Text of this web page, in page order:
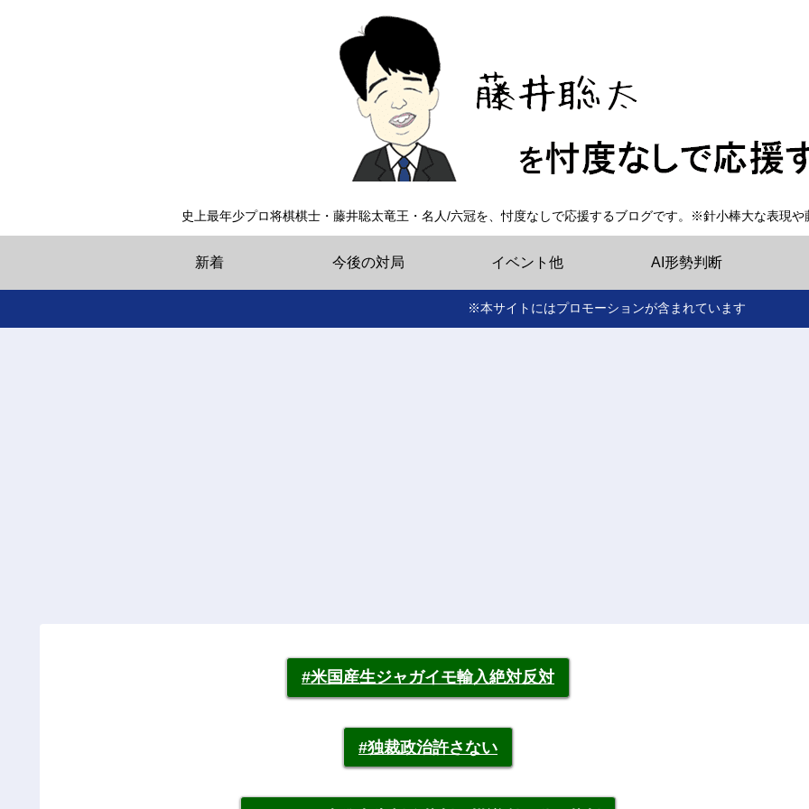
史上最年少プロ将棋棋士・藤井聡太竜王・名人/六冠を、忖度なしで応援するブログです。※針小棒大な表現
新着 今後の対局 イベント他 AI形勢判断
※本サイトにはプロモーションが含まれています
#米国産生ジャガイモ輸入絶対反対
#独裁政治許さない